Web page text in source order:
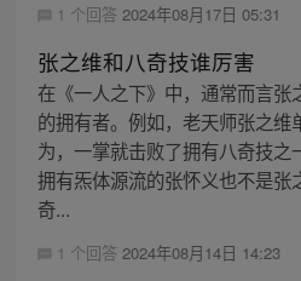
1 个回答 2024年08月17日 05:31
张之维和八奇技谁厉害
在《一人之下》中，通常而言张
的拥有者。例如，老天师张之维
为，一掌就击败了拥有八奇技之
拥有炁体源流的张怀义也不是张
奇...
1 个回答 2024年08月14日 14:23